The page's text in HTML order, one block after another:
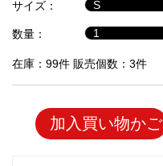
品
サイズ：
数量：
在庫：99件 販売個数：3件
加入買い物かご